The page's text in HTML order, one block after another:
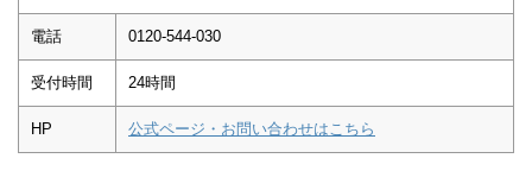
電話 0120-544-030
受付時間 24時間
HP 公式ページ・お問い合わせはこちら